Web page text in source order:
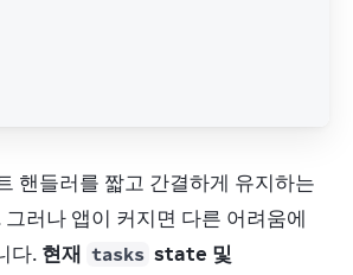
핸들러를 짧고 간결하게 유지하는
러나 앱이 커지면 다른 어려움에
다. 현재 tasks